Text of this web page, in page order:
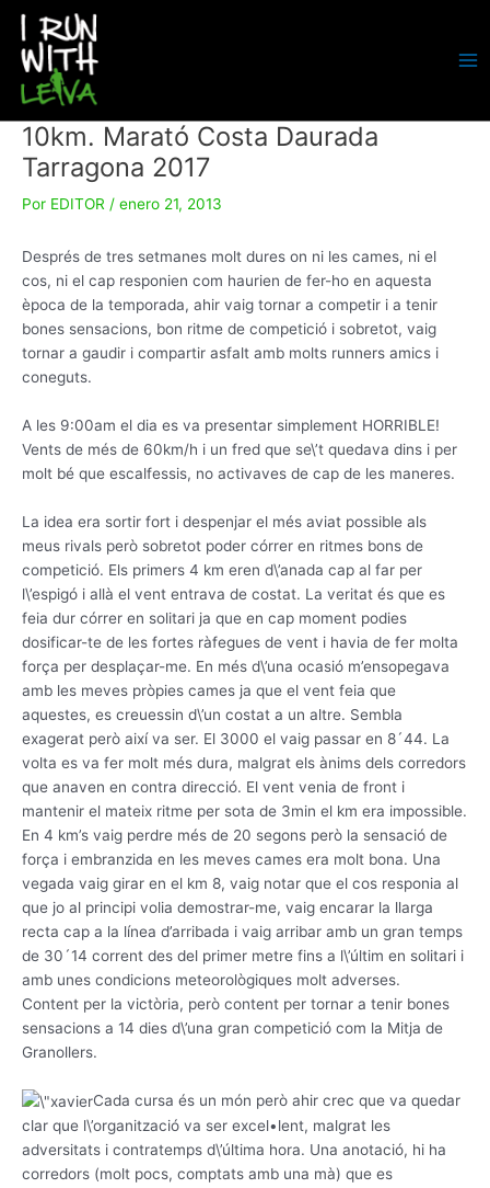
contenido
10km. Marató Costa Daurada
Tarragona 2017
Por EDITOR / enero 21, 2013
Després de tres setmanes molt dures on ni les cames, ni el
cos, ni el cap responien com haurien de fer-ho en aquesta
època de la temporada, ahir vaig tornar a competir i a tenir
bones sensacions, bon ritme de competició i sobretot, vaig
tornar a gaudir i compartir asfalt amb molts runners amics i
coneguts.
A les 9:00am el dia es va presentar simplement HORRIBLE!
Vents de més de 60km/h i un fred que se\’t quedava dins i per
molt bé que escalfessis, no activaves de cap de les maneres.
La idea era sortir fort i despenjar el més aviat possible als
meus rivals però sobretot poder córrer en ritmes bons de
competició. Els primers 4 km eren d\’anada cap al far per
l\’espigó i allà el vent entrava de costat. La veritat és que es
feia dur córrer en solitari ja que en cap moment podies
dosificar-te de les fortes ràfegues de vent i havia de fer molta
força per desplaçar-me. En més d\’una ocasió m’ensopegava
amb les meves pròpies cames ja que el vent feia que
aquestes, es creuessin d\’un costat a un altre. Sembla
exagerat però així va ser. El 3000 el vaig passar en 8´44. La
volta es va fer molt més dura, malgrat els ànims dels corredors
que anaven en contra direcció. El vent venia de front i
mantenir el mateix ritme per sota de 3min el km era impossible.
En 4 km’s vaig perdre més de 20 segons però la sensació de
força i embranzida en les meves cames era molt bona. Una
vegada vaig girar en el km 8, vaig notar que el cos responia al
que jo al principi volia demostrar-me, vaig encarar la llarga
recta cap a la línea d’arribada i vaig arribar amb un gran temps
de 30´14 corrent des del primer metre fins a l\’últim en solitari i
amb unes condicions meteorològiques molt adverses.
Content per la victòria, però content per tornar a tenir bones
sensacions a 14 dies d\’una gran competició com la Mitja de
Granollers.
Cada cursa és un món però ahir crec que va quedar
clar que l\’organització va ser excel•lent, malgrat les
adversitats i contratemps d\’última hora. Una anotació, hi ha
corredors (molt pocs, comptats amb una mà) que es